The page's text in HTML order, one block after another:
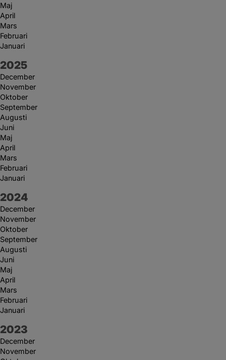
Maj
April
Mars
Februari
Januari
År:
2025
December
November
Oktober
September
Augusti
Juni
Maj
April
Mars
Februari
Januari
År:
2024
December
November
Oktober
September
Augusti
Juni
Maj
April
Mars
Februari
Januari
År:
2023
December
November